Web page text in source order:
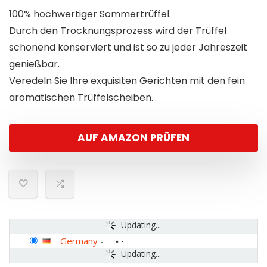
100% hochwertiger Sommertrüffel.
Durch den Trocknungsprozess wird der Trüffel
schonend konserviert und ist so zu jeder Jahreszeit
genießbar.
Veredeln Sie Ihre exquisiten Gerichten mit den fein
aromatischen Trüffelscheiben.
AUF AMAZON PRÜFEN
Updating...
Updating...
Germany -